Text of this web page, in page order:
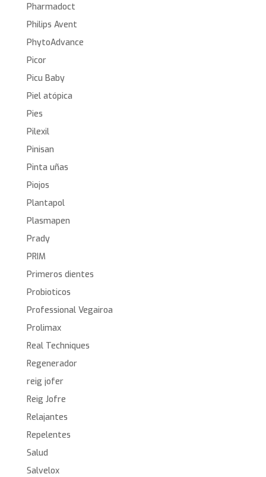
Pharmadoct
Philips Avent
PhytoAdvance
Picor
Picu Baby
Piel atópica
Pies
Pilexil
Pinisan
Pinta uñas
Piojos
Plantapol
Plasmapen
Prady
PRIM
Primeros dientes
Probioticos
Professional Vegairoa
Prolimax
Real Techniques
Regenerador
reig jofer
Reig Jofre
Relajantes
Repelentes
Salud
Salvelox